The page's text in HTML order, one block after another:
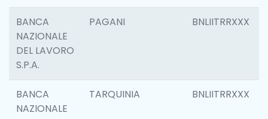
BANCA
NAZIONALE
DEL LAVORO
S.P.A.
PAGANI BNLIITRRXXX
BANCA
NAZIONALE
TARQUINIA BNLIITRRXXX